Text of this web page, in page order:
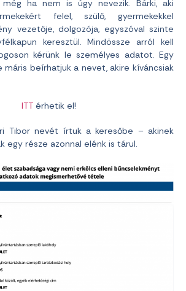
még ha nem is úgy nevezik. Bárki, aki
felel, szülő, gyermekekkel
vezetője, dolgozója, egyszóval szinte
keresztül. Mindössze arról kell
kérünk le személyes adatot. Egy
máris beírhatjuk a nevet, akire kíváncsiak
ITTérhetik el!
Tibor nevét írtuk a keresőbe – akinek
egy része azonnal elénk is tárul.